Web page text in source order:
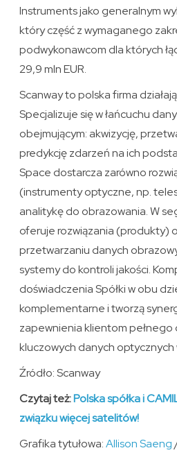
Instruments jako generalnym
który część z wymaganego
podwykonawcom dla których
29,9 mln EUR.
Scanway to polska firma
Specjalizuje się w łańcuchu
obejmującym: akwizycję,
predykcję zdarzeń na ich
Space dostarcza zarówno
(instrumenty optyczne, np.
analitykę do obrazowania. W
oferuje rozwiązania (produkty)
przetwarzaniu danych
systemy do kontroli jakości.
doświadczenia Spółki w obu
komplementarne i tworzą
zapewnienia klientom
kluczowych danych
Źródło: Scanway
Czytaj też:Polska spółka i
związku więcej satelitów!
Grafika tytułowa:Allison Saeng